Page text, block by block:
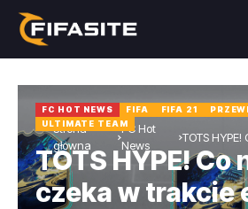
Strona
główna
FC Hot
News
TOTS
eventu?
FC HOT NEWS FIFA FIFA 21
ULTIMATE TEAM
TOTS HYPE! Co
czeka w trakcie